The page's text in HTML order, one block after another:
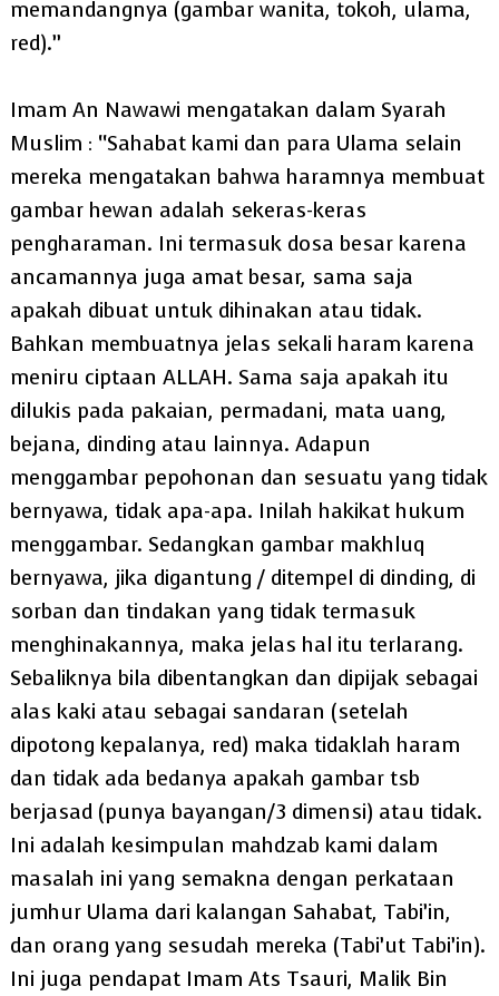
memandangnya (gambar wanita, tokoh, ulama,
red).”
Imam An Nawawi mengatakan dalam Syarah
Muslim : “Sahabat kami dan para Ulama selain
mereka mengatakan bahwa haramnya membuat
gambar hewan adalah sekeras-keras
pengharaman. Ini termasuk dosa besar karena
ancamannya juga amat besar, sama saja
apakah dibuat untuk dihinakan atau tidak.
Bahkan membuatnya jelas sekali haram karena
meniru ciptaan ALLAH. Sama saja apakah itu
dilukis pada pakaian, permadani, mata uang,
bejana, dinding atau lainnya. Adapun
menggambar pepohonan dan sesuatu yang tidak
bernyawa, tidak apa-apa. Inilah hakikat hukum
menggambar. Sedangkan gambar makhluq
bernyawa, jika digantung / ditempel di dinding, di
sorban dan tindakan yang tidak termasuk
menghinakannya, maka jelas hal itu terlarang.
Sebaliknya bila dibentangkan dan dipijak sebagai
alas kaki atau sebagai sandaran (setelah
dipotong kepalanya, red) maka tidaklah haram
dan tidak ada bedanya apakah gambar tsb
berjasad (punya bayangan/3 dimensi) atau tidak.
Ini adalah kesimpulan mahdzab kami dalam
masalah ini yang semakna dengan perkataan
jumhur Ulama dari kalangan Sahabat, Tabi’in,
dan orang yang sesudah mereka (Tabi’ut Tabi’in).
Ini juga pendapat Imam Ats Tsauri, Malik Bin